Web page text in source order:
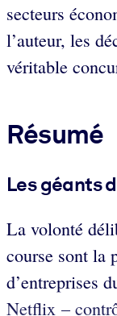
secteurs
l’auteur, les
véritable
Résumé
Les géants
La volonté
course sont la
d’entreprises
Netflix –